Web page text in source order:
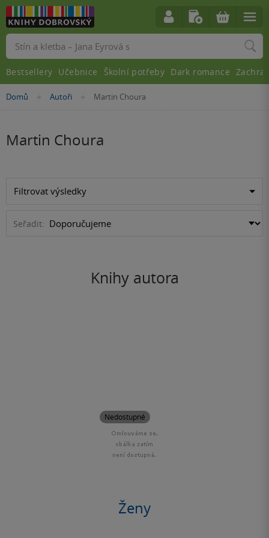
Nacházíte
Domů »Autoři »
Martin Choura
Martin Choura
Filtrovat výsledky
Seřadit:
Knihy autora
Nedostupné
Ženy
Vyhledávání
Bestsellery Učebnice Školní potřeby Dark romance